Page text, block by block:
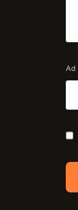
Ad